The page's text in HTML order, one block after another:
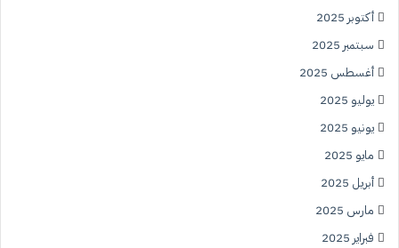
أكتوبر 2025
سبتمبر 2025
أغسطس 2025
يوليو 2025
يونيو 2025
مايو 2025
أبريل 2025
مارس 2025
فبراير 2025